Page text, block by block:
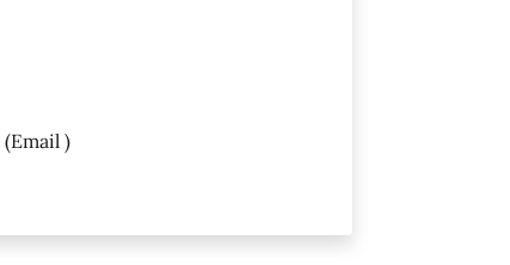
(Email )